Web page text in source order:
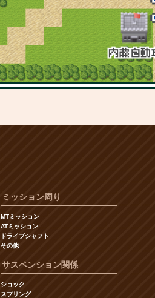
ミッション周り
MTミッション
ATミッション
ドライブシャフト
その他
サスペンション関係
ショック
スプリング